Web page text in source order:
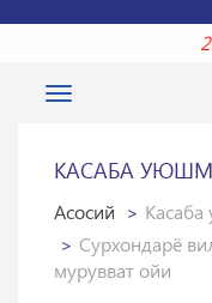
Toggle
КАСАБА
Асосий
Сурхондарё
мурувват ойи